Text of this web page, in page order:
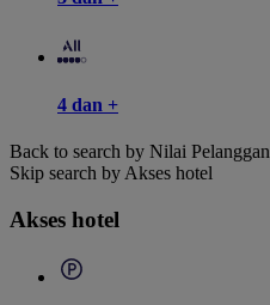
4 dan +
Back to search by Nilai Pelanggan
Skip search by Akses hotel
Akses hotel